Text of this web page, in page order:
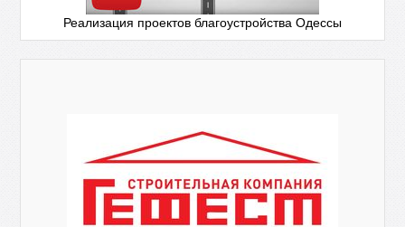
Реализация проектов благоустройства Одессы